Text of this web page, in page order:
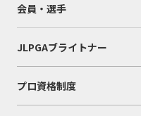
会員・選手
JLPGAブライトナー
プロ資格制度